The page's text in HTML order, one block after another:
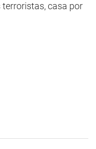
terroristas, casa por